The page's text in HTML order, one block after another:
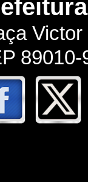
Victor
89010-